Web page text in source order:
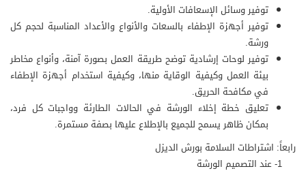
توفير وسائل الإسعافات الأولية.
توفير أجهزة الإطفاء بالسعات والأنواع والأعداد المناسبة لحجم كل
ورشة.
توفير لوحات إرشادية توضح طريقة العمل بصورة آمنة، وأنواع مخاطر
بيئة العمل وكيفية الوقاية منها، وكيفية استخدام أجهزة الإطفاء
في مكافحة الحريق.
تعليق خطة إخلاء الورشة في الحالات الطارئة وواجبات كل فرد،
بمكان ظاهر يسمح للجميع بالإطلاع عليها بصفة مستمرة.
رابعاً: اشتراطات السلامة بورش الديزل